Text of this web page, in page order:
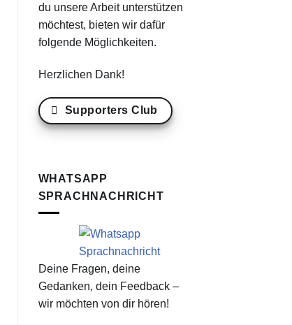
du unsere Arbeit unterstützen
möchtest, bieten wir dafür
folgende Möglichkeiten.
Herzlichen Dank!
Supporters Club
WHATSAPP
SPRACHNACHRICHT
Deine Fragen, deine
Gedanken, dein Feedback –
wir möchten von dir hören!